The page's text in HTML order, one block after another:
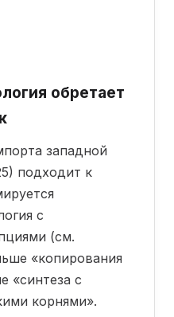
обретает
западной
подходит к
с
(см.
«копирования
«синтеза с
корнями».